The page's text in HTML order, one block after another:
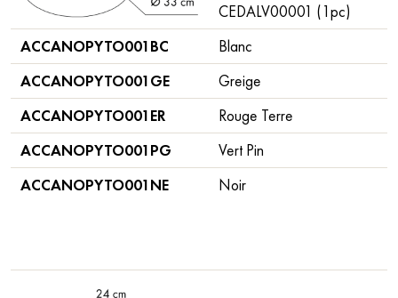
CEDALV00001 (1pc)
ACCANOPYTO001BC
Blanc
ACCANOPYTO001GE
Greige
ACCANOPYTO001ER
Rouge Terre
ACCANOPYTO001PG
Vert Pin
ACCANOPYTO001NE
Noir